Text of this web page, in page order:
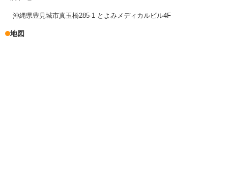
沖縄県豊見城市真玉橋285-1 とよみメディカルビル4F
地図